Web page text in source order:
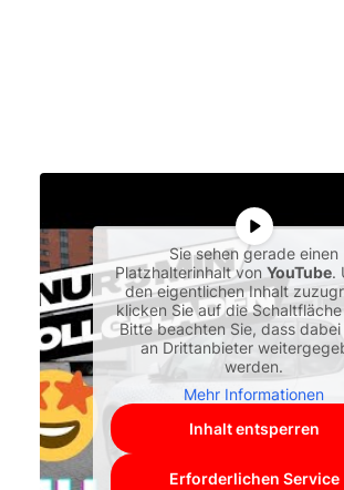
Sie sehen gerade einen
Platzhalterinhalt vonYouTube.
den eigentlichen Inhalt
klicken Sie auf die
Bitte beachten Sie, dass
an Drittanbieter
werden.
Mehr Informationen
Inhalt entsperren
Erforderlichen Service